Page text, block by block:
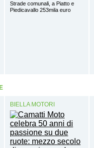
Strade comunali, a Piatto e
Piedicavallo 253mila euro
BIELLA MOTORI